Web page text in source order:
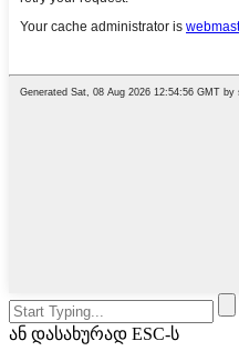
ან დასახურად ESC-ს